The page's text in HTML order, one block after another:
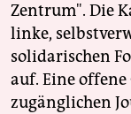
Zentrum". Die
linke,
solidarischen
auf. Eine
zugänglichen